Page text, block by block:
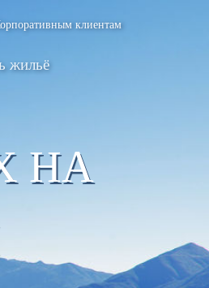
клиентам
жильё
НА